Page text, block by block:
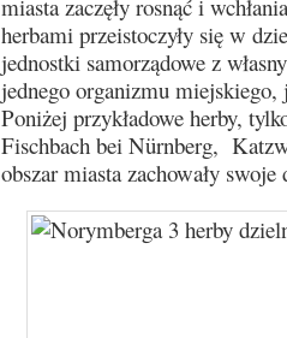
miasta zaczęły rosnąć i
herbami przeistoczyły się w
jednostki samorządowe z
jednego organizmu miejskiego,
Poniżej przykładowe herby,
Fischbach bei Nürnberg,
obszar miasta zachowały swoje